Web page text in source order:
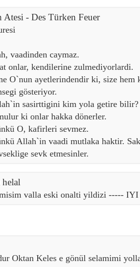
Atesi - Des Türken Feuer
vaadinden caymaz.
onlar, kendilerine zulmediyorlardi.
O`nun ayetlerindendir ki, size hem
gösteriyor.
sasirttigini kim yola getire bilir?
ki onlar hakka dönerler.
O, kafirleri sevmez.
Allah`in vaadi mutlaka haktir.
sevk etmesinler.
helal
valla eski onalti yildizi -----
Oktan Keles e gönül selamimi